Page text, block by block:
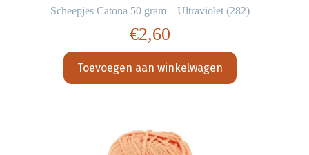
Scheepjes Catona 50 gram – Ultraviolet (282)
€2,60
Toevoegen aan winkelwagen